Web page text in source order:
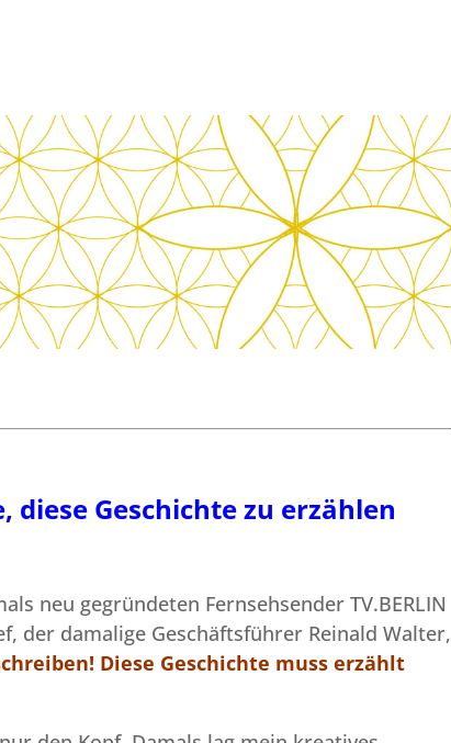
Geschichte zu erzählen
neu gegründeten Fernsehsender TV.BERLIN
der damalige Geschäftsführer Reinald Walter,
Diese Geschichte muss erzählt